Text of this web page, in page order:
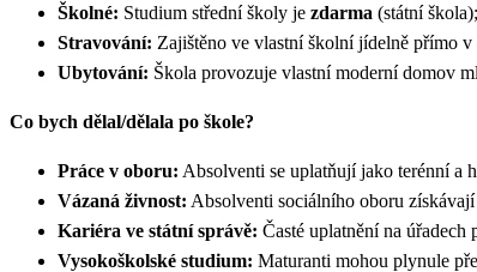
Školné: Studium střední školy je zdarma (státní
Stravování: Zajištěno ve vlastní školní jídelně přímo v
Ubytování: Škola provozuje vlastní moderní domov
Co bych dělal/dělala po škole?
Práce v oboru: Absolventi se uplatňují jako terénní a
Vázaná živnost: Absolventi sociálního oboru
Kariéra ve státní správě: Časté uplatnění na úřadech
Vysokoškolské studium: Maturanti mohou plynule